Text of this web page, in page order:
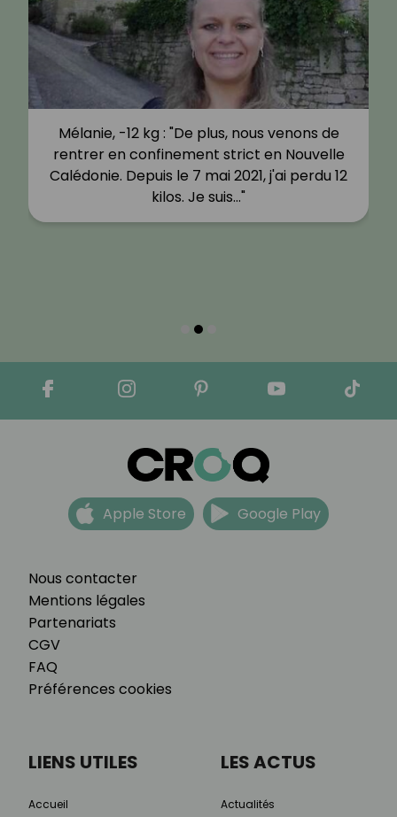
Mélanie, -12 kg : "De plus, nous venons de
rentrer en confinement strict en Nouvelle
Calédonie. Depuis le 7 mai 2021, j'ai perdu 12
kilos. Je suis…"
Nous contacter
Mentions légales
Partenariats
CGV
FAQ
Préférences cookies
Apple Store Google Play
LIENS UTILES
Accueil
LES ACTUS
Actualités